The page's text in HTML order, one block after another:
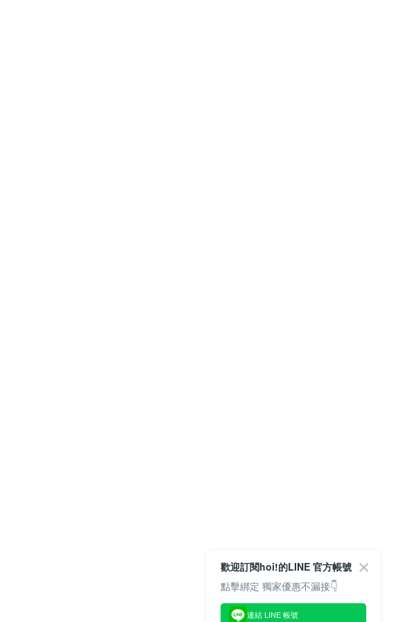
歡迎訂閱hoi!的LINE 官方帳號
點擊綁定 獨家優惠不漏接👇
連結 LINE 帳號